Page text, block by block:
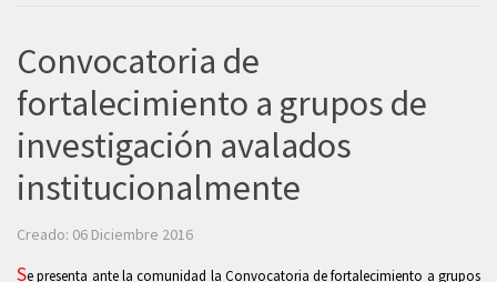
Convocatoria de
fortalecimiento a grupos de
investigación avalados
institucionalmente
Creado: 06 Diciembre 2016
Se presenta ante la comunidad la Convocatoria de fortalecimiento a grupos